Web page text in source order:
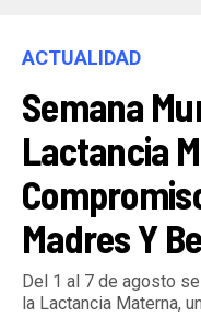
ACTUALIDAD
Semana
Lactancia
Madres Y
Del 1 al 7 de agosto
la Lactancia Materna,